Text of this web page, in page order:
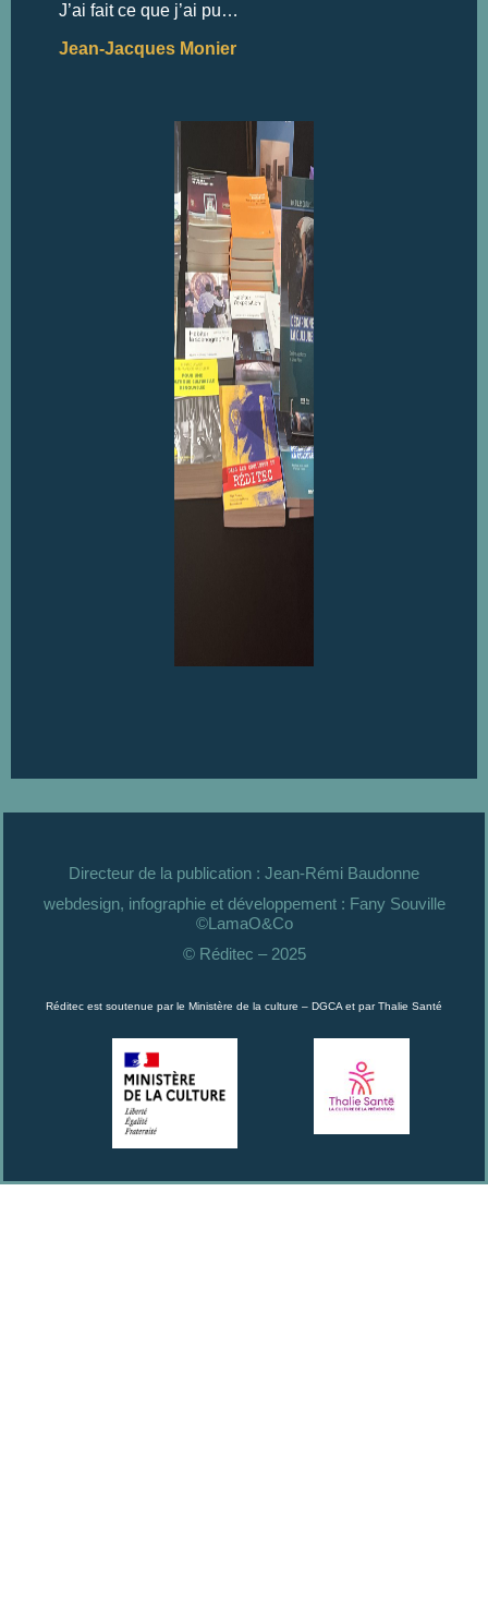
J’ai fait ce que j’ai pu…
Jean-Jacques Monier
Directeur de la publication : Jean-Rémi Baudonne
webdesign, infographie et développement : Fany Souville
©LamaO&Co
© Réditec – 2025
Réditec est soutenue par le Ministère de la culture – DGCA et par Thalie Santé